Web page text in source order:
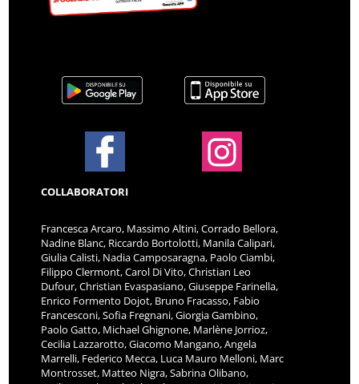
COLLABORATORI
Francesca Arcaro, Massimo Altini, Corrado Bellora,
Nadine Blanc, Riccardo Bortolotti, Manila Calipari,
Giulia Calisti, Nadia Camposaragna, Paolo Ciambi,
Filippo Clermont, Carol Di Vito, Christian Leo
Dufour, Christian Evaspasiano, Giuseppe Farinella,
Enrico Formento Dojot, Bruno Fracasso, Fabio
Francesconi, Sofia Fregnani, Giorgia Gambino,
Paolo Gatto, Michael Ghignone, Marlène Jorrioz,
Cecilia Lazzarotto, Giacomo Mangano, Angela
Marrelli, Federico Mecca, Luca Mauro Melloni, Marc
Montrosset, Matteo Nigra, Sabrina Olibano,